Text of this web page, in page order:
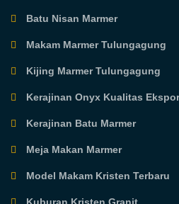
Batu Nisan Marmer
Makam Marmer Tulungagung
Kijing Marmer Tulungagung
Kerajinan Onyx Kualitas
Kerajinan Batu Marmer
Meja Makan Marmer
Model Makam Kristen Terbaru